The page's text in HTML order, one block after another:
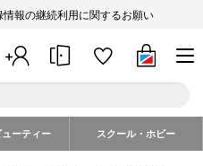
情報の継続利用に関するお願い
ーティー スクール・ホビー